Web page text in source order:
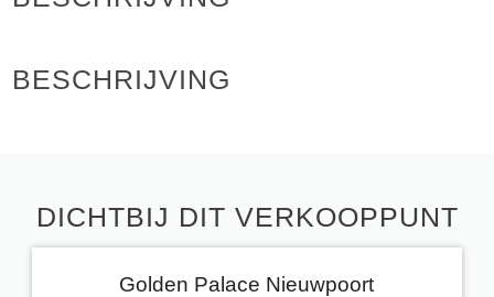
BESCHRIJVING
DICHTBIJ DIT VERKOOPPUNT
Golden Palace Nieuwpoort